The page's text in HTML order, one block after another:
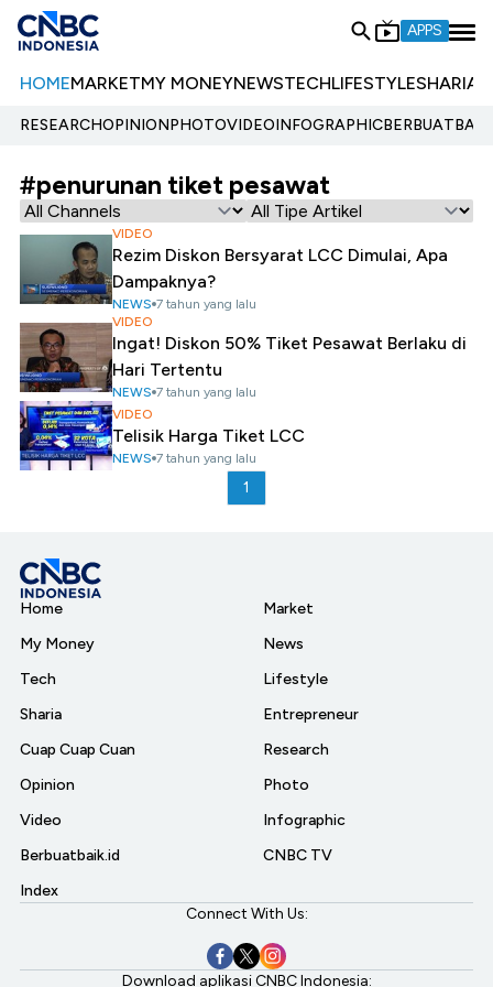
APPS
HOMEMARKETMY MONEYNEWSTECHLIFESTYLESHARIA
RESEARCHOPINIONPHOTOVIDEOINFOGRAPHIC
#penurunan tiket pesawat
VIDEO
Rezim Diskon Bersyarat LCC Dimulai, Apa
Dampaknya?
NEWS 7 tahun yang lalu
VIDEO
Ingat! Diskon 50% Tiket Pesawat Berlaku di
Hari Tertentu
NEWS 7 tahun yang lalu
VIDEO
Telisik Harga Tiket LCC
NEWS 7 tahun yang lalu
1
Home
My Money
Tech
Sharia
Cuap Cuap Cuan
Opinion
Video
Berbuatbaik.id
Index
Market
News
Lifestyle
Entrepreneur
Research
Photo
Infographic
CNBC TV
Connect With Us:
Download aplikasi CNBC Indonesia: